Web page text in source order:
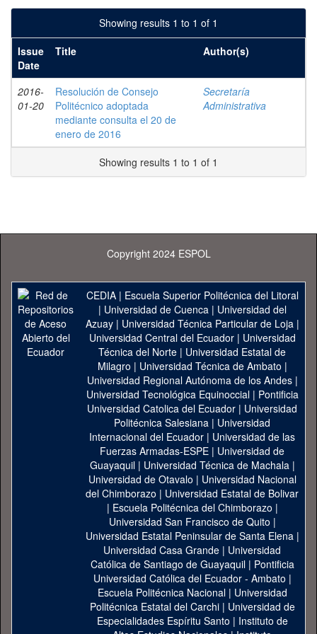
Showing results 1 to 1 of 1
Issue
Date
Title Author(s)
2016-
01-20
Resolución de Consejo
Politécnico adoptada
mediante consulta el 20 de
enero de 2016
Secretaría
Administrativa
Showing results 1 to 1 of 1
Copyright 2024 ESPOL
CEDIA| Escuela Superior Politécnica del Litoral
| Universidad de Cuenca| Universidad del
Azuay| Universidad Técnica Particular de Loja|
Universidad Central del Ecuador| Universidad
Técnica del Norte | Universidad Estatal de
Milagro | Universidad Técnica de Ambato |
Universidad Regional Autónoma de los Andes|
Universidad Tecnológica Equinoccial| Pontificia
Universidad Catolica del Ecuador | Universidad
Politécnica Salesiana | Universidad
Internacional del Ecuador | Universidad de las
Fuerzas Armadas-ESPE | Universidad de
Guayaquil| Universidad Técnica de Machala|
Universidad de Otavalo | Universidad Nacional
del Chimborazo | Universidad Estatal de Bolivar
| Escuela Politécnica del Chimborazo |
Universidad San Francisco de Quito |
Universidad Estatal Peninsular de Santa Elena|
Universidad Casa Grande | Universidad
Católica de Santiago de Guayaquil| Pontificia
Universidad Católica del Ecuador - Ambato |
Escuela Politécnica Nacional| Universidad
Politécnica Estatal del Carchi| Universidad de
Especialidades Espíritu Santo | Instituto de